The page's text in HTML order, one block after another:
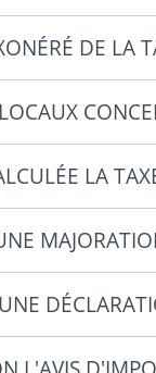
DE LA
LA